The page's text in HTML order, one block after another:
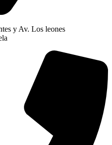
y Av. Los leones